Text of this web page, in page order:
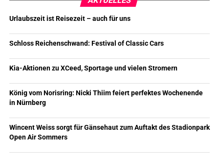
Urlaubszeit ist Reisezeit – auch für uns
Schloss Reichenschwand: Festival of Classic Cars
Kia-Aktionen zu XCeed, Sportage und vielen Stromern
König vom Norisring: Nicki Thiim feiert perfektes Wochenende
in Nürnberg
Wincent Weiss sorgt für Gänsehaut zum Auftakt des Stadionpark
Open Air Sommers